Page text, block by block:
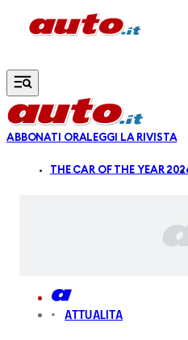
Vai al contenuto principale
ABBONATI ORALEGGI LA RIVISTA
THE CAR OF THE YEAR
ATTUALITA